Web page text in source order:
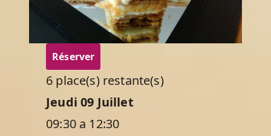
Réserver
6 place(s) restante(s)
Jeudi 09 Juillet
09:30 a 12:30